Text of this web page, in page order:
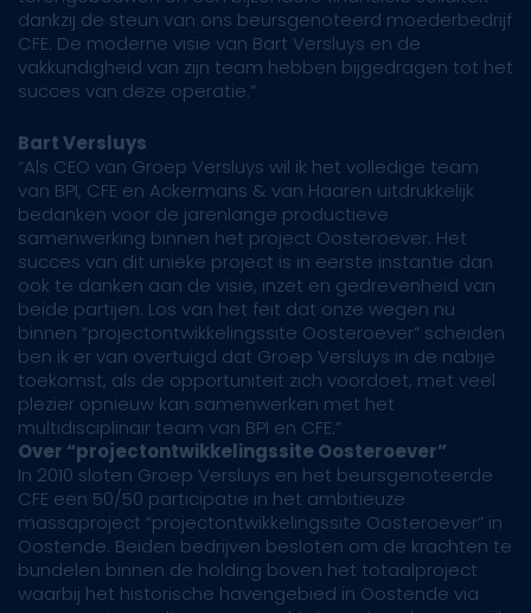
dankzij de steun van ons beursgenoteerd moederbedrijf
CFE. De moderne visie van Bart Versluys en de
vakkundigheid van zijn team hebben bijgedragen tot het
succes van deze operatie.”
Bart Versluys
“Als CEO van Groep Versluys wil ik het volledige team
van BPI, CFE en Ackermans & van Haaren uitdrukkelijk
bedanken voor de jarenlange productieve
samenwerking binnen het project Oosteroever. Het
succes van dit unieke project is in eerste instantie dan
ook te danken aan de visie, inzet en gedrevenheid van
beide partijen. Los van het feit dat onze wegen nu
binnen “projectontwikkelingssite Oosteroever” scheiden
ben ik er van overtuigd dat Groep Versluys in de nabije
toekomst, als de opportuniteit zich voordoet, met veel
plezier opnieuw kan samenwerken met het
multidisciplinair team van BPI en CFE.”
Over “projectontwikkelingssite Oosteroever”
In 2010 sloten Groep Versluys en het beursgenoteerde
CFE een 50/50 participatie in het ambitieuze
massaproject “projectontwikkelingssite Oosteroever” in
Oostende. Beiden bedrijven besloten om de krachten te
bundelen binnen de holding boven het totaalproject
waarbij het historische havengebied in Oostende via